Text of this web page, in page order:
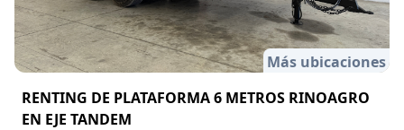
Más ubicaciones
RENTING DE PLATAFORMA 6 METROS RINOAGRO
EN EJE TANDEM